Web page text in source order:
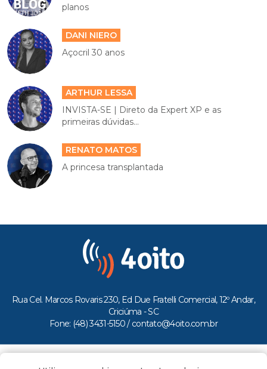
planos
DANI NIERO
Açocril 30 anos
ARTHUR LESSA
INVISTA-SE | Direto da Expert XP e as
primeiras dúvidas...
RENATO MATOS
A princesa transplantada
Rua Cel. Marcos Rovaris 230, Ed Due Fratelli Comercial, 12º Andar,
Criciúma - SC
Fone: (48) 3431-5150 / contato@4oito.com.br